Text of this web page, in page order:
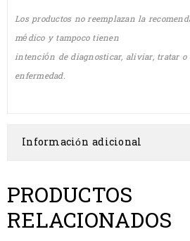
Los productos no reemplazan la
médico y tampoco tienen
intención de diagnosticar, aliviar, tratar
enfermedad.
Información adicional
PRODUCTOS
RELACIONADOS